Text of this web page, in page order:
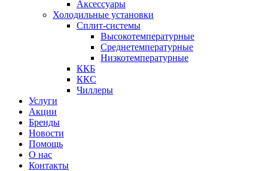
Аксессуары
Холодильные установки
Сплит-системы
Высокотемпературные
Среднетемпературные
Низкотемпературные
ККБ
ККС
Чиллеры
Услуги
Акции
Бренды
Новости
Помощь
О нас
Контакты